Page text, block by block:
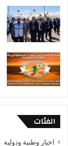
الفئات
اخبار وطنية ودولية